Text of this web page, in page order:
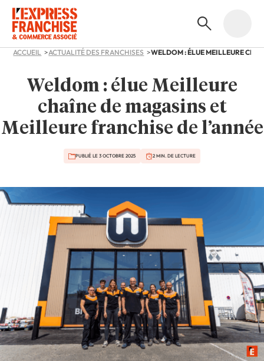
ACCUEIL ACTUALITÉ DES FRANCHISES
Weldom : élue Meilleure
chaîne de magasins et
Meilleure franchise de l’année
PUBLIÉ LE 3 OCTOBRE 2025 2 MIN. DE LECTURE